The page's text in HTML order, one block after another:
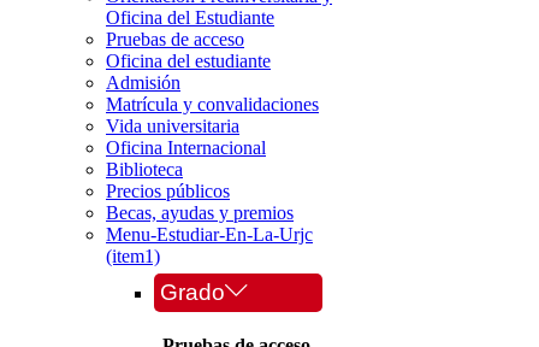
Oficina del Estudiante
Pruebas de acceso
Oficina del estudiante
Admisión
Matrícula y convalidaciones
Vida universitaria
Oficina Internacional
Biblioteca
Precios públicos
Becas, ayudas y premios
Menu-Estudiar-En-La-Urjc
(item1)
Grado